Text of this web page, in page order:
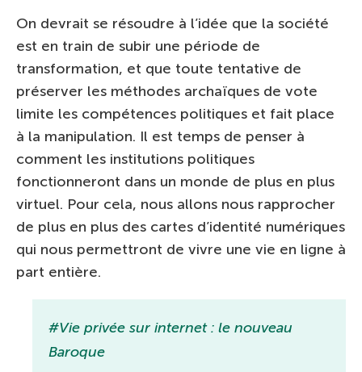
On devrait se résoudre à l’idée que la société
est en train de subir une période de
transformation, et que toute tentative de
préserver les méthodes archaïques de vote
limite les compétences politiques et fait place
à la manipulation. Il est temps de penser à
comment les institutions politiques
fonctionneront dans un monde de plus en plus
virtuel. Pour cela, nous allons nous rapprocher
de plus en plus des cartes d’identité numériques
qui nous permettront de vivre une vie en ligne à
part entière.
#Vie privée sur internet : le nouveau
Baroque